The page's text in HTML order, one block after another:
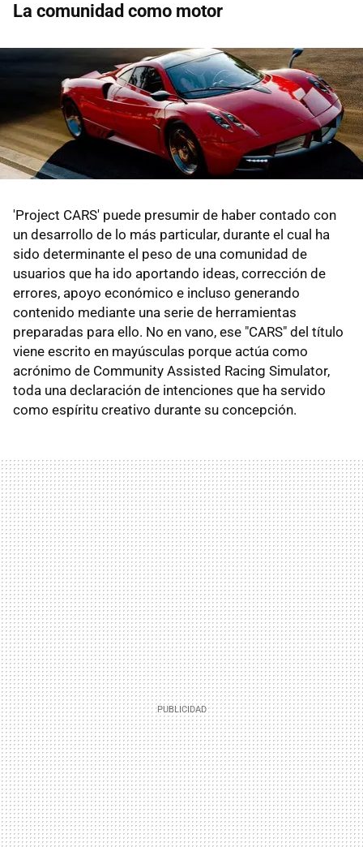
La comunidad como motor
'Project CARS' puede presumir de haber contado con
un desarrollo de lo más particular, durante el cual ha
sido determinante el peso de una comunidad de
usuarios que ha ido aportando ideas, corrección de
errores, apoyo económico e incluso generando
contenido mediante una serie de herramientas
preparadas para ello. No en vano, ese "CARS" del título
viene escrito en mayúsculas porque actúa como
acrónimo de Community Assisted Racing Simulator,
toda una declaración de intenciones que ha servido
como espíritu creativo durante su concepción.